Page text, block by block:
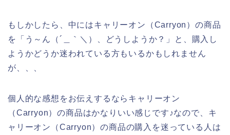
もしかしたら、中にはキャリーオン（Carryon）の商品
を「う～ん（´＿｀＼）、どうしようか？」と、購入し
ようかどうか迷われている方もいるかもしれません
が、、、
個人的な感想をお伝えするならキャリーオン
（Carryon）の商品はかなりいい感じです♪なので、キ
ャリーオン（Carryon）の商品の購入を迷っている人は